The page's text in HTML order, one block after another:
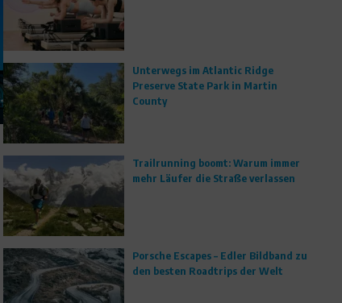
Unterwegs im Atlantic Ridge
Preserve State Park in Martin
County
Trailrunning boomt: Warum immer
mehr Läufer die Straße verlassen
Porsche Escapes – Edler Bildband zu
den besten Roadtrips der Welt